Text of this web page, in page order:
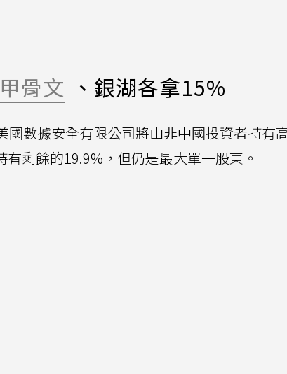
甲骨文 、銀湖各拿15%
國數據安全有限公司將由非中國投資者持有
剩餘的19.9%，但仍是最大單一股東。